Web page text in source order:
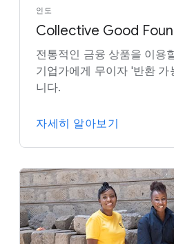
인도
Collective Good
전통적인 금융 상품을 이용
기업가에게 무이자 '반환
니다.
자세히 알아보기